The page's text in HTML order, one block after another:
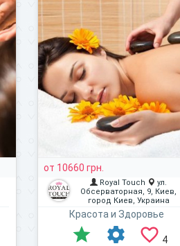
от 10660 грн.
Royal Touch
ул.
Обсерваторная, 9, Киев,
город Киев, Украина
Красота и Здоровье
4